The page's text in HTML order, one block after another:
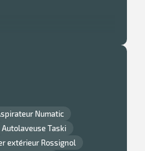
Numatic
Autolaveuse Taski
extérieur Rossignol